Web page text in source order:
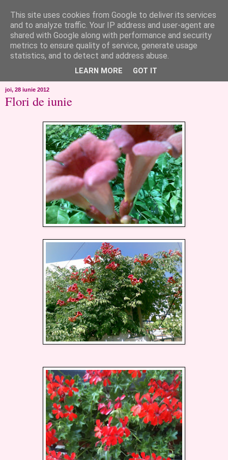
like ?...or not!
..de toate!!!!!..alandala...cum imi trec prin minte..si cum am
chef..incercate pe pielea mea..
joi, 28 iunie 2012
Flori de iunie
This site uses cookies from Google to deliver its services
and to analyze traffic. Your IP address and user-agent are
shared with Google along with performance and security
metrics to ensure quality of service, generate usage
statistics, and to detect and address abuse.
LEARN MORE GOT IT